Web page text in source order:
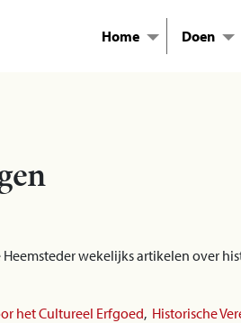
Home Doen
wekelijks artikelen over
het Cultureel Erfgoed, Historische